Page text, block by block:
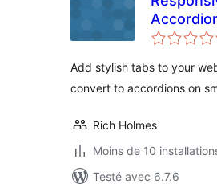
Add stylish tabs to your
convert to accordions on
Rich Holmes
Moins de 10
Testé avec 6.7.6